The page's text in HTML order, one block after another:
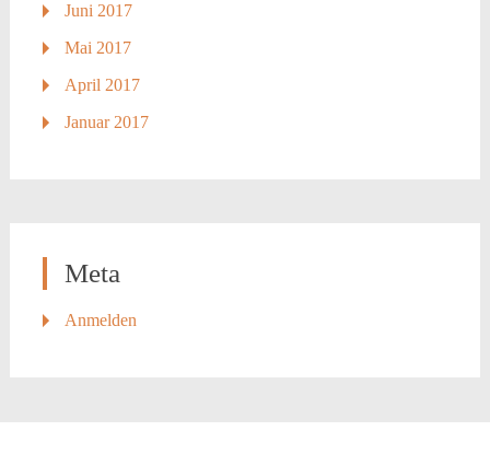
Juni 2017
Mai 2017
April 2017
Januar 2017
Meta
Anmelden